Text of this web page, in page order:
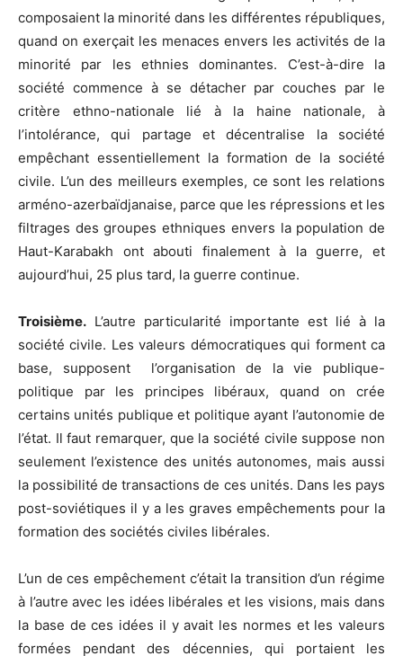
composaient la minorité dans les différentes républiques,
quand on exerçait les menaces envers les activités de la
minorité par les ethnies dominantes. C’est-à-dire la
société commence à se détacher par couches par le
critère ethno-nationale lié à la haine nationale, à
l’intolérance, qui partage et décentralise la société
empêchant essentiellement la formation de la société
civile. L’un des meilleurs exemples, ce sont les relations
arméno-azerbaïdjanaise, parce que les répressions et les
filtrages des groupes ethniques envers la population de
Haut-Karabakh ont abouti finalement à la guerre, et
aujourd’hui, 25 plus tard, la guerre continue.
Troisième. L’autre particularité importante est lié à la
société civile. Les valeurs démocratiques qui forment ca
base, supposent l’organisation de la vie publique-
politique par les principes libéraux, quand on crée
certains unités publique et politique ayant l’autonomie de
l’état. Il faut remarquer, que la société civile suppose non
seulement l’existence des unités autonomes, mais aussi
la possibilité de transactions de ces unités. Dans les pays
post-soviétiques il y a les graves empêchements pour la
formation des sociétés civiles libérales.
L’un de ces empêchement c’était la transition d’un régime
à l’autre avec les idées libérales et les visions, mais dans
la base de ces idées il y avait les normes et les valeurs
formées pendant des décennies, qui portaient les